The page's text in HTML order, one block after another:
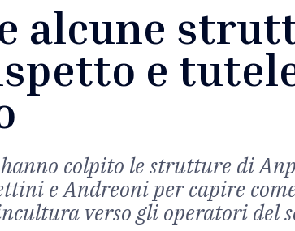
alcune
e
colpito le strutture di
e Andreoni per capire
verso gli operatori del